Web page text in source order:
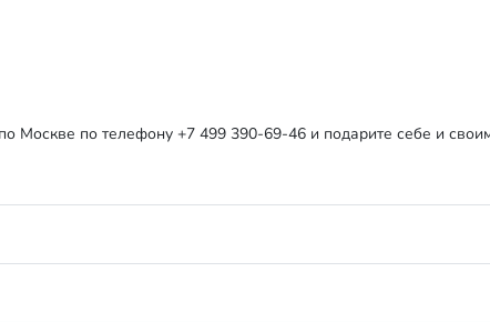
по телефону +7 499 390-69-46 и подарите себе и